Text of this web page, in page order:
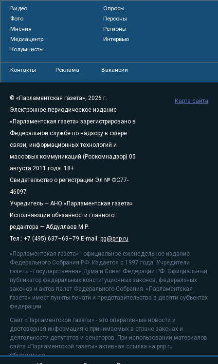
Видео
Опросы
Фото
Персоны
Мнения
Регионы
Медиацентр
Интервью
Колумнисты
Контакты Реклама Вакансии
© «Парламентская газета», 2026 г.
Электронное периодическое издание
«Парламентская газета» зарегистрировано в
Федеральной службе по надзору в сфере
связи, информационных технологий и
массовых коммуникаций (Роскомнадзор) 05
августа 2011 года. 18+
Свидетельство о регистрации Эл № ФС77-
46097
Учредитель — АНО «Парламентская газета»
Исполняющий обязанности главного
редактора — Абдуллаев М.Р.
Тел.: +7 (495) 637–69–79 E-mail: pg@pnp.ru
«Парламентская газета» - официальное еженедельное издание
Федерального Собрания РФ. Издается с 1997 года. Учредители
газеты - Государственная Дума и Совет Федерации РФ. Официальный
публикатор федеральных конституционных законов, федеральных
законов и актов палат Федерального Собрания. «Парламентская
газета» имеет пункты печати и представительства в десяти субъектах
федерации.
Сайт «Парламентской газеты» - это оперативные новости и
достоверная информация о принимаемых в стране законах и
деятельности депутатов и сенаторов. При использовании материалов
сайта «Парламентской газеты» активная ссылка на pnp.ru
обязательна.
Карта сайта